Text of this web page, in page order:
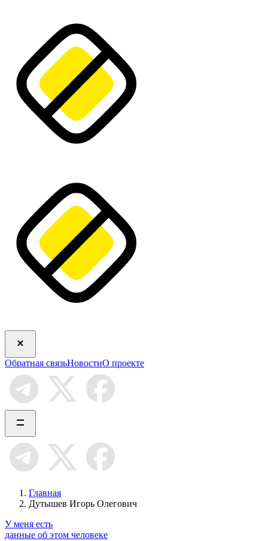
Обратная связьНовостиО проекте
Главная
Дутышев Игорь Олегович
У меня есть
данные об этом человеке